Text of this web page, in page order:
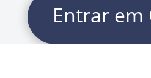
Entrar em